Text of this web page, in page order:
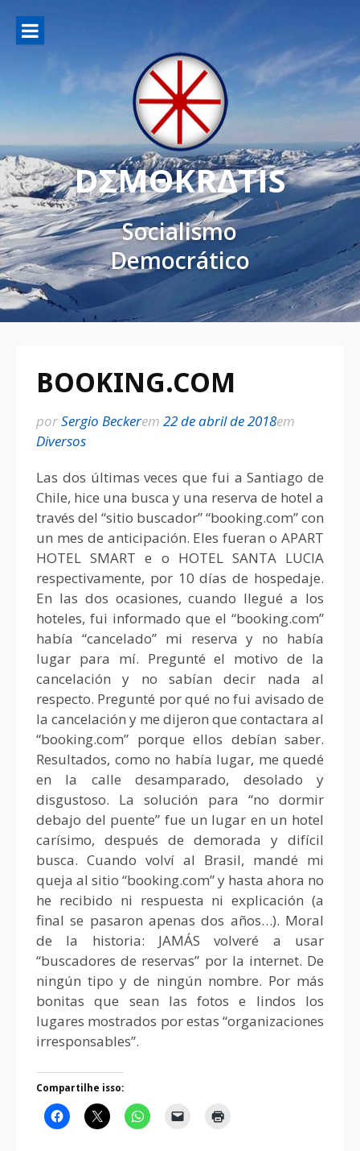
DΣMΘKRΔTIS
Socialismo
Democrático
BOOKING.COM
porSergio Beckerem 22 de abril de 2018em
Diversos
Las dos últimas veces que fui a Santiago de
Chile, hice una busca y una reserva de hotel a
través del “sitio buscador” “booking.com” con
un mes de anticipación. Eles fueran o APART
HOTEL SMART e o HOTEL SANTA LUCIA
respectivamente, por 10 días de hospedaje.
En las dos ocasiones, cuando llegué a los
hoteles, fui informado que el “booking.com”
había “cancelado” mi reserva y no había
lugar para mí. Pregunté el motivo de la
cancelación y no sabían decir nada al
respecto. Pregunté por qué no fui avisado de
la cancelación y me dijeron que contactara al
“booking.com” porque ellos debían saber.
Resultados, como no había lugar, me quedé
en la calle desamparado, desolado y
disgustoso. La solución para “no dormir
debajo del puente” fue un lugar en un hotel
carísimo, después de demorada y difícil
busca. Cuando volví al Brasil, mandé mi
queja al sitio “booking.com” y hasta ahora no
he recibido ni respuesta ni explicación (a
final se pasaron apenas dos años…). Moral
de la historia: JAMÁS volveré a usar
“buscadores de reservas” por la internet. De
ningún tipo y de ningún nombre. Por más
bonitas que sean las fotos e lindos los
lugares mostrados por estas “organizaciones
irresponsables”.
Compartilhe isso: